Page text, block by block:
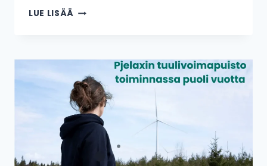
LUE LISÄÄ MITEN
HUOMIOON
KOTONA?